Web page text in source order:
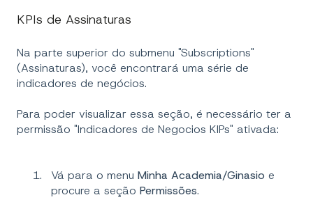
KPIs de Assinaturas
Na parte superior do submenu "Subscriptions"
(Assinaturas), você encontrará uma série de
indicadores de negócios.
Para poder visualizar essa seção, é necessário ter a
permissão "Indicadores de Negocios KIPs" ativada:
Vá para o menu Minha Academia/Ginasio e
procure a seção Permissões.